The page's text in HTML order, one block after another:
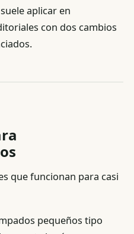
aplicar en
con dos cambios
que funcionan para casi
pequeños tipo